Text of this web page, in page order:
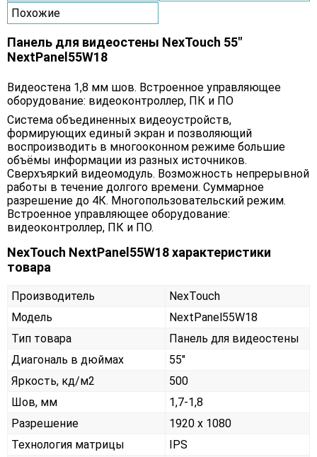
Похожие
Панель для видеостены NexTouch 55"
NextPanel55W18
Видеостена 1,8 мм шов. Встроенное управляющее
оборудование: видеоконтроллер, ПК и ПО
Система объединенных видеоустройств,
формирующих единый экран и позволяющий
воспроизводить в многооконном режиме большие
объёмы информации из разных источников.
Сверхъяркий видеомодуль. Возможность непрерывной
работы в течение долгого времени. Суммарное
разрешение до 4К. Многопользовательский режим.
Встроенное управляющее оборудование:
видеоконтроллер, ПК и ПО.
NexTouch NextPanel55W18 характеристики
товара
Производитель
NexTouch
Модель
NextPanel55W18
Тип товара
Панель для видеостены
Диагональ в дюймах
55"
Яркость, кд/м2
500
Шов, мм
1,7-1,8
Разрешение
1920 x 1080
Технология матрицы
IPS